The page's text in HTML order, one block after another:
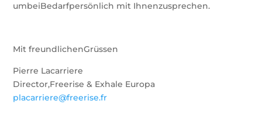
umbeiBedarfpersönlich mit Ihnenzusprechen.
Mit freundlichenGrüssen
Pierre Lacarriere
Director,Freerise & Exhale Europa
placarriere@freerise.fr